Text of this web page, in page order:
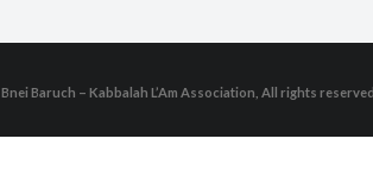
Bnei Baruch – Kabbalah L’Am Association, All rights